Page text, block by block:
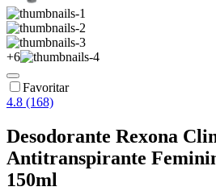
+6
Favoritar
4.8 (168)
Desodorante Rexona
Antitranspirante
150ml